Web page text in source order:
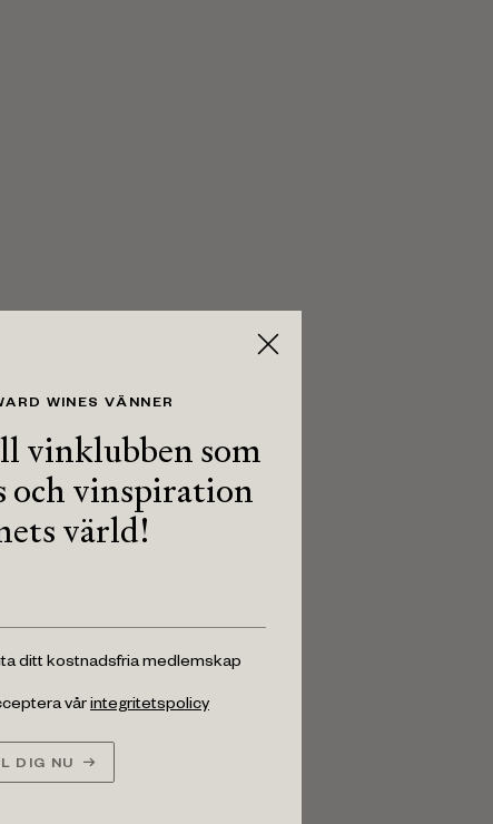
WINES VÄNNER
vinklubben som
och vinspiration
värld!
ditt kostnadsfria medlemskap
vårintegritetspolicy
DIG NU